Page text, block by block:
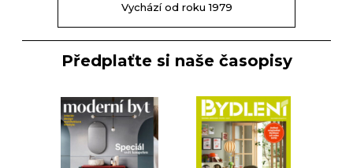
Vychází od roku 1979
Předplaťte si naše časopisy